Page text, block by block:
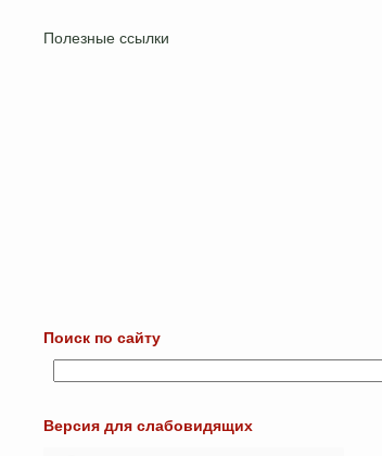
Полезные ссылки
Поиск по сайту
Версия для слабовидящих